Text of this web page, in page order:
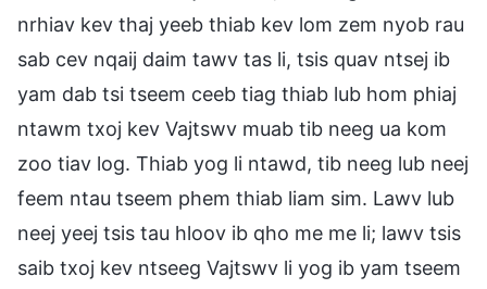
nrhiav kev thaj yeeb thiab kev lom zem nyob rau
sab cev nqaij daim tawv tas li, tsis quav ntsej ib
yam dab tsi tseem ceeb tiag thiab lub hom phiaj
ntawm txoj kev Vajtswv muab tib neeg ua kom
zoo tiav log. Thiab yog li ntawd, tib neeg lub neej
feem ntau tseem phem thiab liam sim. Lawv lub
neej yeej tsis tau hloov ib qho me me li; lawv tsis
saib txoj kev ntseeg Vajtswv li yog ib yam tseem